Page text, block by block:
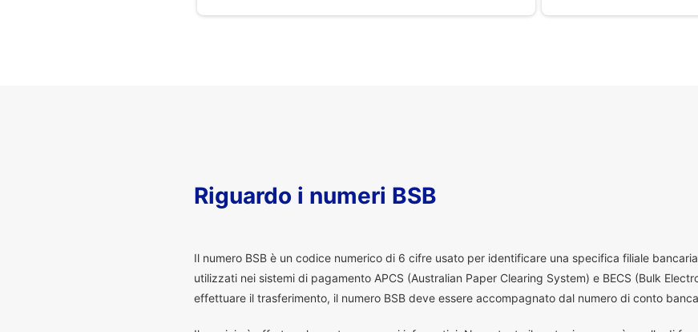
Riguardo i numeri BSB
Il numero BSB è un codice numerico di 6 cifre usato per identificare una specifica filiale
utilizzati nei sistemi di pagamento APCS (Australian Paper Clearing System) e BECS (Bulk
effettuare il trasferimento, il numero BSB deve essere accompagnato dal numero di conto